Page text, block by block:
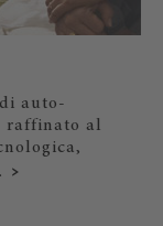
auto-
raffinato al